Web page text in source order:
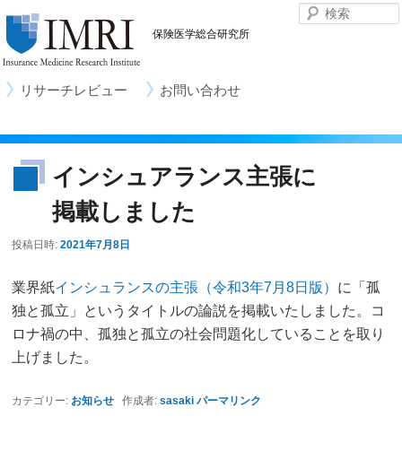
保険医学総合研究所
メ
ン
ツ
移
動
リサーチレビュー お問い合わせ
インシュアランス主張に
掲載しました
投稿日時:2021年7月8日
業界紙インシュランスの主張（令和3年7月8日版） に「孤
独と孤立」というタイトルの論説を掲載いたしました。コ
ロナ禍の中、孤独と孤立の社会問題化していることを取り
上げました。
カテゴリー: お知らせ 作成者:sasaki パーマリンク